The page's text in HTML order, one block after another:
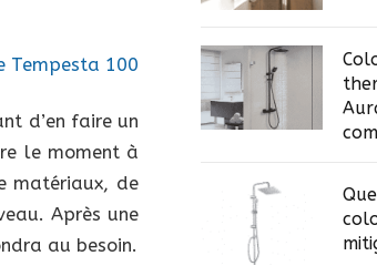
d’en faire un
le moment à
matériaux, de
Après une
au besoin.